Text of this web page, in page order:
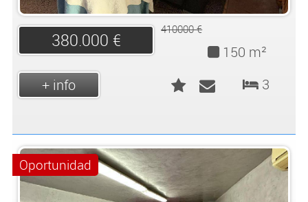
380.000 €
410000 €
150 m²
3
+ info
Oportunidad